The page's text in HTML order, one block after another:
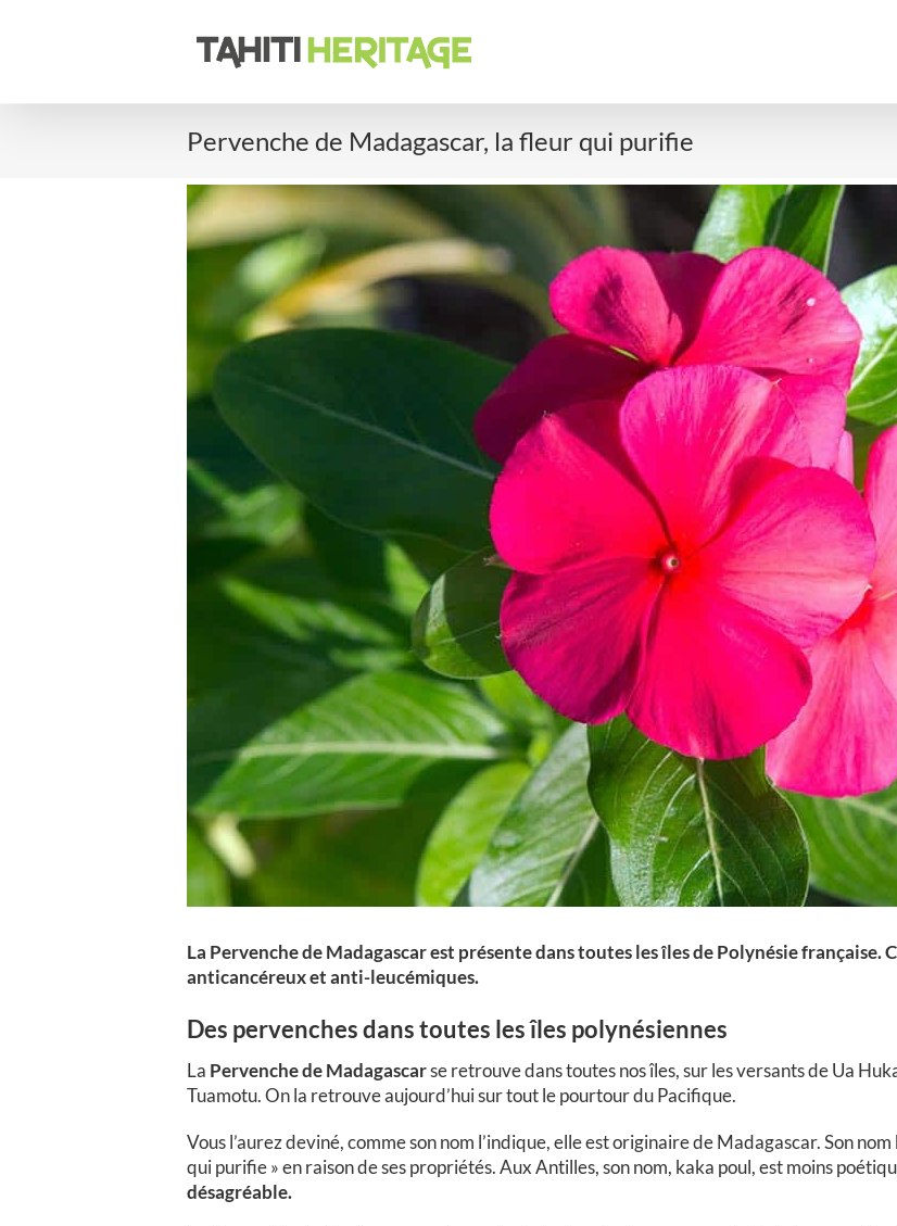
Pervenche de Madagascar, la fleur qui purifie
La Pervenche de Madagascar est présente dans toutes les îles de Polynésie
anticancéreux et anti-leucémiques.
Des pervenches dans toutes les îles polynésiennes
La Pervenche de Madagascarse retrouve dans toutes nos îles, sur les versants de Ua
Tuamotu. On la retrouve aujourd’hui sur tout le pourtour du Pacifique.
Vous l’aurez deviné, comme son nom l’indique, elle est originaire de Madagascar. Son
qui purifie » en raison de ses propriétés. Aux Antilles, son nom, kaka poul, est moins
désagréable.